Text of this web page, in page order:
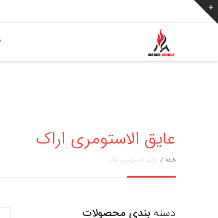
عایق الاستومری اراک
خانه / عایق الاستومری اراک
دسته بندی محصولات